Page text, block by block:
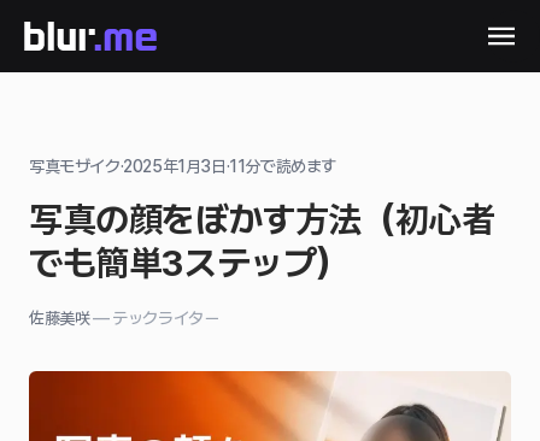
写真モザイク·2025年1月3日·11分で読めます
写真の顔をぼかす方法（初心者
でも簡単3ステップ）
佐藤美咲—テックライター